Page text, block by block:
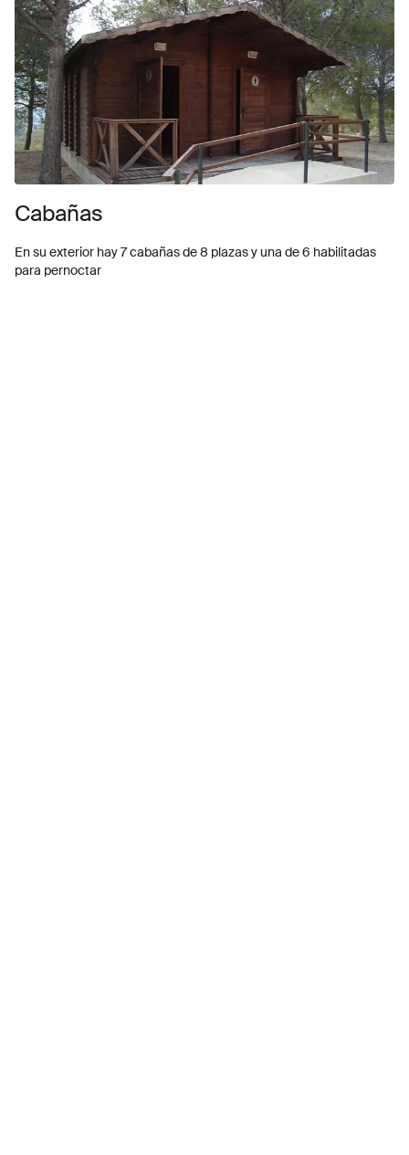
Cabañas
En su exterior hay 7 cabañas de 8 plazas y una de 6 habilitadas
para pernoctar